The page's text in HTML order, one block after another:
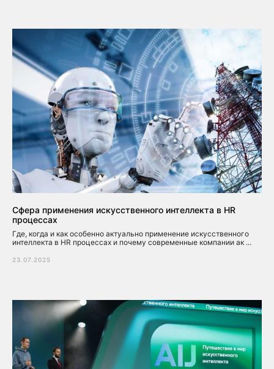
Сфера применения искусственного интеллекта в HR
процессах
Где, когда и как особенно актуально применение искусственного
интеллекта в HR процессах и почему современные компании ак ...
23.07.2025